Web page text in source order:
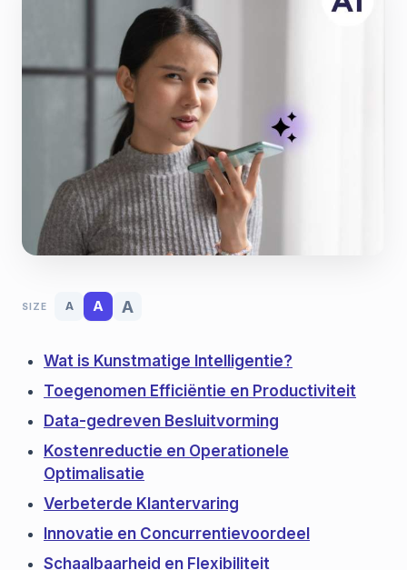
SIZE A A A
Wat is Kunstmatige Intelligentie?
Toegenomen Efficiëntie en Productiviteit
Data-gedreven Besluitvorming
Kostenreductie en Operationele
Optimalisatie
Verbeterde Klantervaring
Innovatie en Concurrentievoordeel
Schaalbaarheid en Flexibiliteit